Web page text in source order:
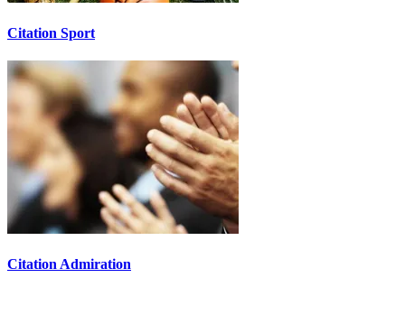
Citation Sport
Citation Admiration